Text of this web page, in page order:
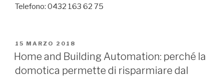
Telefono: 0432 163 62 75
PUBBLICATO
IL
15 MARZO 2018
Home and Building Automation: perché la
domotica permette di risparmiare dal